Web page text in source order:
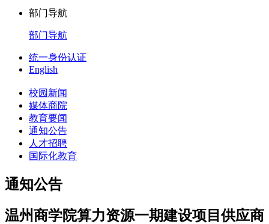
部门导航
部门导航
统一身份认证
English
校园新闻
媒体商院
教育要闻
通知公告
人才招聘
国际化教育
通知公告
温州商学院算力资源一期建设项目供应商